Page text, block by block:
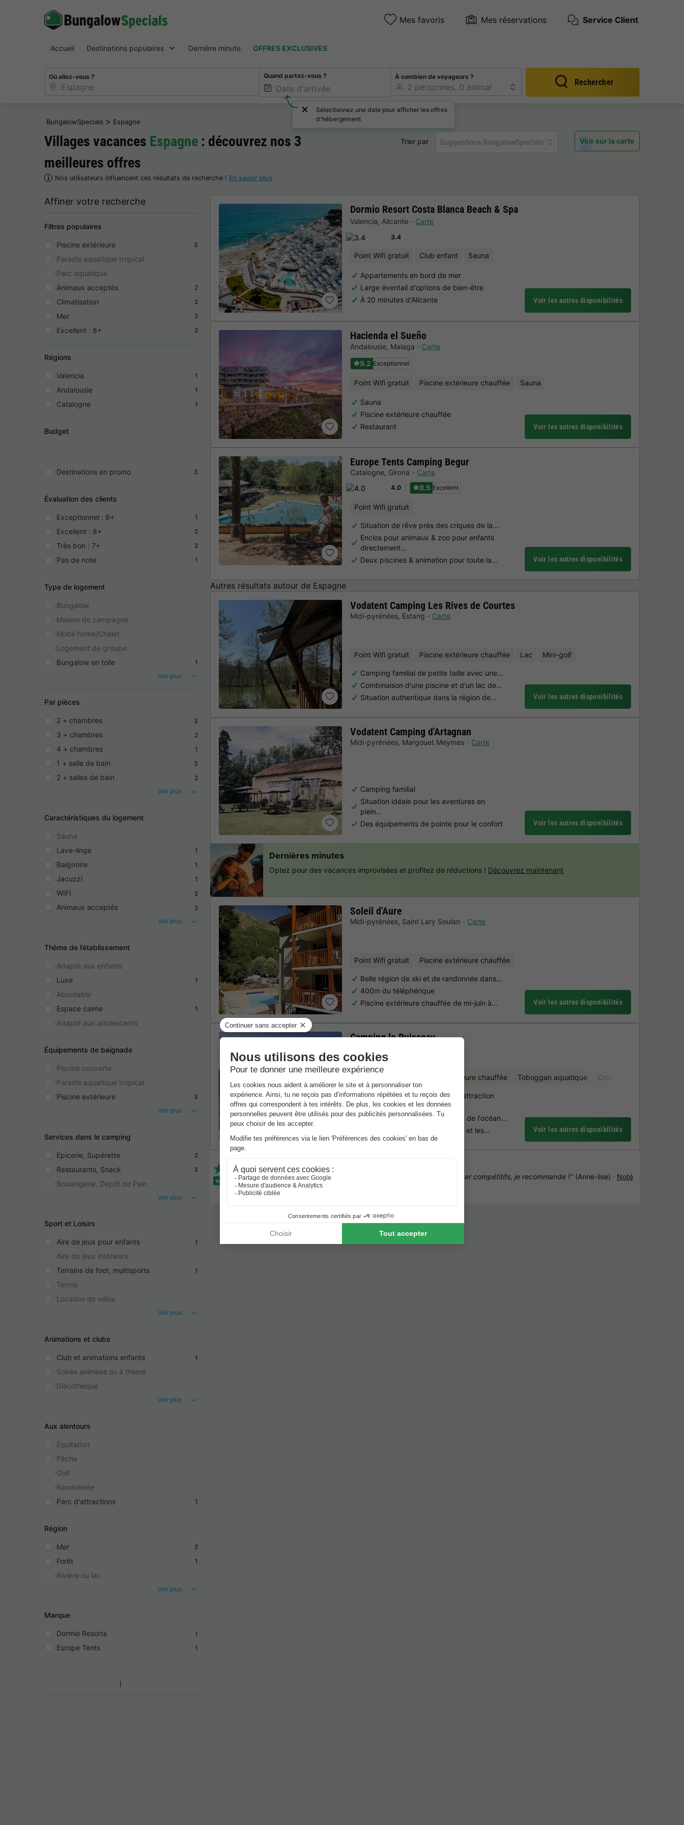
Mes favoris Mes réservations Service Client
Accueil Destinations populaires Dernière minute OFFRES EXCLUSIVES
Où allez-vous ? Quand partez-vous ?
Sélectionnez une date pour afficher les offres
d'hébergement
À combien de voyageurs ?
Rechercher
BungalowSpecials > Espagne
Villages vacances Espagne : découvrez nos 3
meilleures offres
Nos utilisateurs influencent ces résultats de recherche ! En savoir plus
Trier par Suggestions BungalowSpecials Voir sur la carte
Affiner votre recherche
Filtres populaires
Piscine extérieure 3
Paradis aquatique tropical
Parc aquatique
Animaux acceptés
2
Climatisation 2
Mer 2
Excellent : 8+ 2
Régions
Valencia 1
Andalousie 1
Catalogne 1
Budget
Destinations en promo 3
Évaluation des clients
Exceptionnel : 9+ 1
Excellent : 8+ 2
Très bon : 7+ 2
Pas de note 1
Type de logement
Bungalow
Maison de campagne
Mobil-home/Chalet
Logement de groupe
Bungalow en toile
1
Voir plus
Par pièces
2 + chambres 3
3 + chambres 2
4 + chambres 1
1 + salle de bain 3
2 + salles de bain
2
Voir plus
Caractéristiques du logement
Sauna
Lave-linge
1
Baignoire 1
Jacuzzi 1
WIFI 2
Animaux acceptés
2
Voir plus
Thème de l’établissement
Adapté aux enfants
Luxe
1
Abordable
Espace calme
1
Adapté aux adolescents
Équipements de baignade
Piscine couverte
Paradis aquatique tropical
Piscine extérieure
3
Voir plus
Services dans le camping
Epicerie, Supérette 2
Restaurants, Snack 3
Boulangerie, Dépôt de Pain
Voir plus
Sport et Loisirs
Aire de jeux pour enfants 1
Aire de jeux intérieure
Terrains de foot, multisports
1
Tennis
Location de vélos
Voir plus
Animations et clubs
Club et animations enfants 1
Soirée animées ou à thème
Discothèque
Voir plus
Aux alentours
Équitation
Pêche
Golf
Randonnée
Parc d'attractions
1
Région
Mer 2
Forêt 1
Rivière ou lac
Voir plus
Marque
Dormio Resorts 1
Europe Tents 1
Dormio Resort Costa Blanca Beach & Spa
Valencia, Alicante Carte
3.4
Point Wifi gratuit Club enfant Sauna
Appartements en bord de mer
Large éventail d'options de bien-être
À 20 minutes d'Alicante
Voir les autres disponibilités
Hacienda el Sueño
Andalousie, Malaga
Carte
9.2 Exceptionnel
Point Wifi gratuit Piscine extérieure chauffée Sauna
Sauna
Piscine extérieure chauffée
Restaurant
Voir les autres disponibilités
Europe Tents Camping Begur
Catalogne, Girona Carte
4.0 8.5 Excellent
Point Wifi gratuit
Situation de rêve près des criques de la…
Enclos pour animaux & zoo pour enfants
directement…
Deux piscines & animation pour toute la…
Voir les autres disponibilités
Autres résultats autour de Espagne
Vodatent Camping Les Rives de Courtes
Midi-pyrénées, Estang Carte
Point Wifi gratuit Piscine extérieure chauffée Lac Mini-golf
Camping familial de petite taille avec une…
Combinaison d'une piscine et d'un lac de…
Situation authentique dans la région de…
Voir les autres disponibilités
Vodatent Camping d'Artagnan
Midi-pyrénées, Margouet Meymes Carte
Camping familial
Situation idéale pour les aventures en
plein…
Des équipements de pointe pour le confort
Voir les autres disponibilités
Soleil d'Aure
Midi-pyrénées, Saint Lary Soulan Carte
Point Wifi gratuit Piscine extérieure chauffée
Belle région de ski et de randonnée dans…
400m du téléphérique
Piscine extérieure chauffée de mi-juin à…
Voir les autres disponibilités
Camping le Ruisseau
Piscine intérieure chauffée Toboggan aquatique Club enfant
Grand parc aquatique comme attraction
principale
Situation privilégiée à proximité de l'océan…
L'accent est mis sur les familles et les…
Voir les autres disponibilités
Dernières minutes
Optez pour des vacances improvisées et profitez de réductions ! Découvrez maintenant
Plus de 10 064 voyageurs t'ont déjà précédé ! — „Prix super compétitifs, je recommande !" (Anne-lise) · Noté
4,5 / 5